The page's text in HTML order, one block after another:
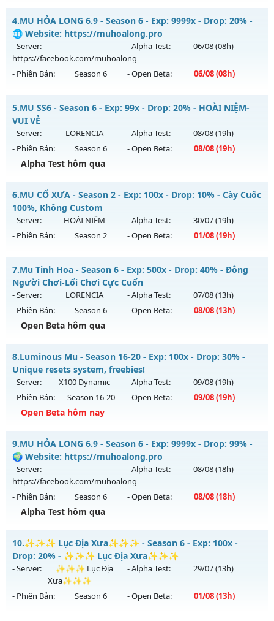
Thể loại: Mu Nguyên bản Webzen
Antihack: XShield
MU HỎA LONG - 🌍 Website: https://muhoalong.pro
Mu mới ra tháng 08 2026 - Mở máy chủ
https://facebook.com/muhoalongvào 08h ngày
07/08/2626
Exp: 9999x - Drop: 99%
Thể loại: Mu Nguyên bản Webzen
Antihack: XShield
4.MU HỎA LONG 6.9 - Season 6 - Exp: 9999x - Drop: 20% -
🌐 Website: https://muhoalong.pro
- Server:
https://facebook.com/muhoalong
- Alpha Test: 06/08(08h)
- Phiên Bản: Season 6 - Open Beta: 06/08(08h)
MU HỎA LONG 6.9 - 🌐 Website: https://muhoalong.pro
Mu mới ra tháng 08 2026 - Mở máy chủ
https://facebook.com/muhoalongvào 08h ngày
06/08/2626
Exp: 9999x - Drop: 20%
Thể loại: Mu Nguyên bản Webzen
Antihack: XShield
5.MU SS6 - Season 6 - Exp: 99x - Drop: 20% - HOÀI NIỆM-
VUI VẺ
- Server: LORENCIA - Alpha Test: 08/08(19h)
- Phiên Bản:
Season 6 - Open Beta: 08/08(19h)
Alpha Test hôm qua
MU SS6 - HOÀI NIỆM-VUI VẺ
Mu mới ra tháng 08 2026 - Mở máy chủ
ngày 08/08/2626
Exp: 99x - Drop: 20%
Thể loại: Mu Nguyên bản Webzen
Antihack: OK
6.MU CỔ XƯA - Season 2 - Exp: 100x - Drop: 10% - Cày Cuốc
100%, Không Custom
- Server: HOÀI NIỆM - Alpha Test: 30/07(19h)
- Phiên Bản:
Season 2 - Open Beta: 01/08(19h)
MU CỔ XƯA - Cày Cuốc 100%, Không Custom
Mu mới ra tháng 08 2026 - Mở máy chủ
ngày 01/08/2626
Exp: 100x - Drop: 10%
Kiểu reset: Reset In Game
Antihack: Phiên bản mới nhất
7.Mu Tinh Hoa - Season 6 - Exp: 500x - Drop: 40% - Đông
Người Chơi-Lối Chơi Cực Cuốn
- Server: LORENCIA - Alpha Test: 07/08(13h)
- Phiên Bản:
Season 6 - Open Beta: 08/08(13h)
Open Beta hôm qua
Mu Tinh Hoa - Đông Người Chơi-Lối Chơi Cực Cuốn
Mu mới ra tháng 08 2026 - Mở máy chủ
ngày 08/08/2626
Exp: 500x - Drop: 40%
Kiểu reset: Reset In Game
Thể loại: Mu Nguyên bản Webzen
Antihack: Anti Vip
8.Luminous Mu - Season 16-20 - Exp: 100x - Drop: 30% -
Unique resets system, freebies!
- Server: X100 Dynamic - Alpha Test: 09/08(19h)
- Phiên Bản:
Season 16-20 - Open Beta: 09/08(19h)
Open Beta hôm nay
Luminous Mu - Unique resets system, freebies!
Mu mới ra tháng 08 2026 - Mở máy chủ
19h ngày 09/08/2626
Exp: 100x - Drop: 30%
Kiểu reset: Reset In Game
Antihack: Yes
9.MU HỎA LONG 6.9 - Season 6 - Exp: 9999x - Drop: 99% -
🌍 Website: https://muhoalong.pro
- Server:
https://facebook.com/muhoalong
- Alpha Test: 08/08(18h)
- Phiên Bản: Season 6 - Open Beta: 08/08(18h)
Alpha Test hôm qua
MU HỎA LONG 6.9 - 🌍 Website: https://muhoalong.pro
Mu mới ra tháng 08 2026 - Mở máy chủ
https://facebook.com/muhoalongvào 18h ngày
08/08/2626
Exp: 9999x - Drop: 99%
10.✨✨✨ Lục Địa Xưa✨✨✨ - Season 6 - Exp: 100x -
Drop: 20% - ✨✨✨ Lục Địa Xưa✨✨✨
- Server:
✨✨✨ Lục Địa
Xưa✨✨✨
- Alpha Test: 29/07(13h)
- Phiên Bản: Season 6 - Open Beta: 01/08(13h)